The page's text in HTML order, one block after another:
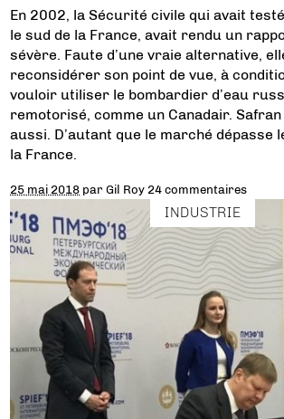
En 2002, la Sécurité civile qui avait
le sud de la France, avait rendu un
sévère. Faute d’une vraie alternative,
reconsidérer son point de vue, à
vouloir utiliser le bombardier d’eau
remotorisé, comme un Canadair.
aussi. D’autant que le marché dépasse
la France.
25 mai 2018 parGil Roy 24 commentaires
INDUSTRIE